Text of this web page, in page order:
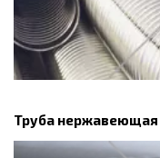
Труба нержавеющая